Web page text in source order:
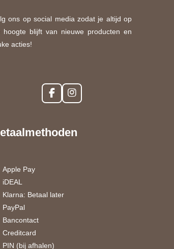
ons op social media zodat je altijd op
hoogte blijft van nieuwe producten en
acties!
F
a
b
I
n
a
Apple Pay
iDEAL
Klarna: Betaal later
PayPal
Bancontact
Creditcard
PIN (bij afhalen)